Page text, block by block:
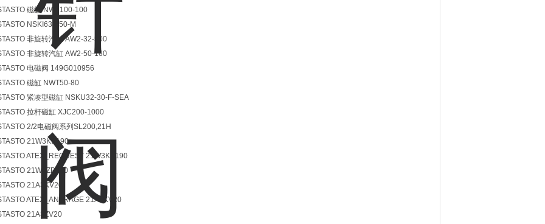
磁缸 NWT100-100
NSKI63-450-M
非旋转汽缸 AW2-32-500
非旋转汽缸 AW2-50-160
电磁阀 149G010956
磁缸 NWT50-80
紧凑型磁缸 NSKU32-30-F-SEA
拉杆磁缸 XJC200-1000
2/2电磁阀系列SL200,21H
21W3KB190
ATEX_REQUEST 21W3KB190
21W3ZB190
21A3KV20
ATEX_ANFRAGE 21A3KV20
21A3ZV20